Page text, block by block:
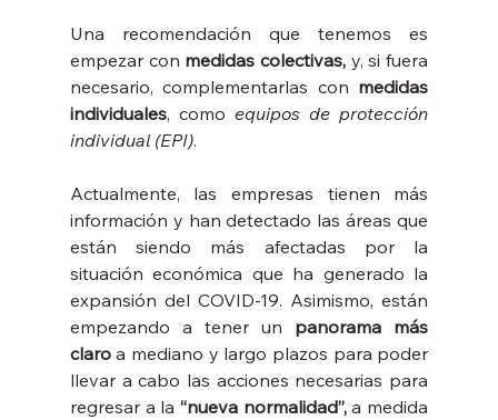
Una recomendación que tenemos es
empezar con medidas colectivas, y, si fuera
necesario, complementarlas con medidas
individuales, como equipos de protección
individual (EPI).
Actualmente, las empresas tienen más
información y han detectado las áreas que
están siendo más afectadas por la
situación económica que ha generado la
expansión del COVID-19. Asimismo, están
empezando a tener un panorama más
claro a mediano y largo plazos para poder
llevar a cabo las acciones necesarias para
regresar a la “nueva normalidad”, a medida